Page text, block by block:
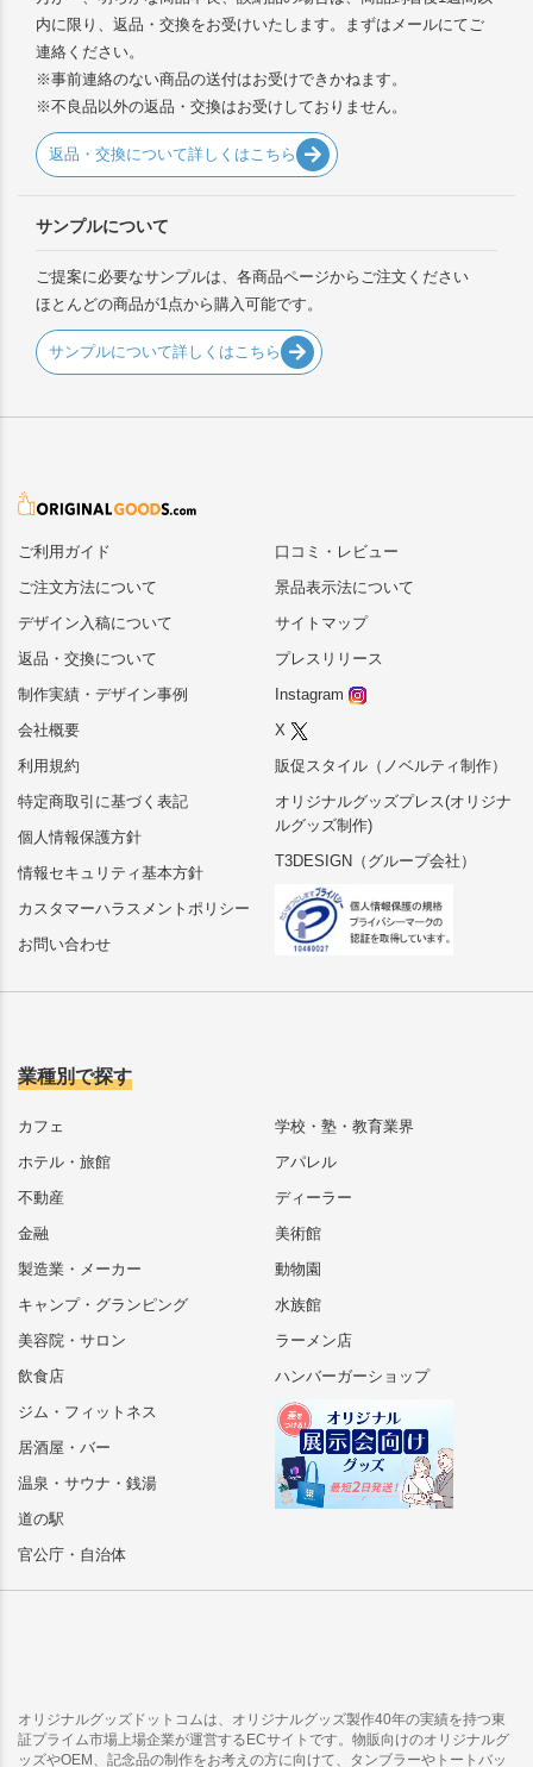
内に限り、返品・交換をお受けいたします。まずはメールにてご
連絡ください。
※事前連絡のない商品の送付はお受けできかねます。
※不良品以外の返品・交換はお受けしておりません。
返品・交換について詳しくはこちら
サンプルについて
ご提案に必要なサンプルは、各商品ページからご注文ください
ほとんどの商品が1点から購入可能です。
サンプルについて詳しくはこちら
ご利用ガイド
ご注文方法について
デザイン入稿について
返品・交換について
制作実績・デザイン事例
会社概要
利用規約
特定商取引に基づく表記
個人情報保護方針
情報セキュリティ基本方針
カスタマーハラスメントポリシー
お問い合わせ
口コミ・レビュー
景品表示法について
サイトマップ
プレスリリース
Instagram
X
販促スタイル（ノベルティ制作）
オリジナルグッズプレス(オリジナ
ルグッズ制作)
T3DESIGN（グループ会社）
業種別で探す
カフェ
ホテル・旅館
不動産
金融
製造業・メーカー
キャンプ・グランピング
美容院・サロン
飲食店
ジム・フィットネス
居酒屋・バー
温泉・サウナ・銭湯
道の駅
官公庁・自治体
学校・塾・教育業界
アパレル
ディーラー
美術館
動物園
水族館
ラーメン店
ハンバーガーショップ
オリジナルグッズドットコムは、オリジナルグッズ製作40年の実績を持つ東
証プライム市場上場企業が運営するECサイトです。物販向けのオリジナルグ
ッズやOEM、記念品の制作をお考えの方に向けて、タンブラーやトートバッ